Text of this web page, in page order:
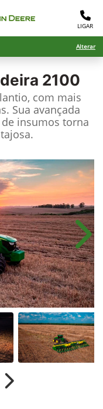
LIGAR
Alterar
2100
com mais
Sua avançada
insumos torna
Próximo